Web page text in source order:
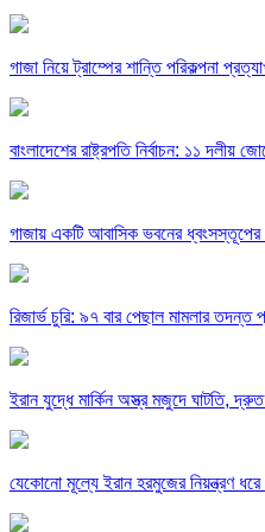
গাজা নিয়ে ট্রাম্পের শান্তি পরিকল্পনা
বাংলাদেশের রাষ্ট্রপতি নির্বাচন: ১১
গাজায় একটি আবাসিক ভবনের
রিজার্ভ চুরি: ৯৭ বার পেছাল মামলার তদন্ত
ইরান যুদ্ধে মার্কিন অস্ত্র মজুদে ঘাটতি, দ্রুত
যেকোনো মূল্যে ইরান হরমুজের নিয়ন্ত্রণ ধরে